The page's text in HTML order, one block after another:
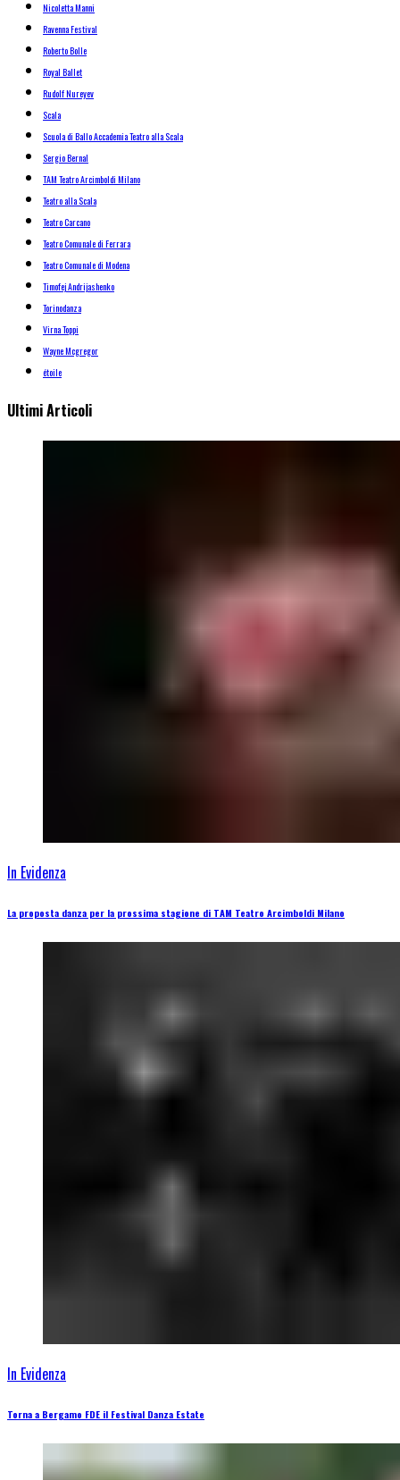
Nicoletta Manni
Ravenna Festival
Roberto Bolle
Royal Ballet
Rudolf Nureyev
Scala
Scuola di Ballo Accademia Teatro alla Scala
Sergio Bernal
TAM Teatro Arcimboldi Milano
Teatro alla Scala
Teatro Carcano
Teatro Comunale di Ferrara
Teatro Comunale di Modena
Timofej Andrijashenko
Torinodanza
Virna Toppi
Wayne Mcgregor
étoile
Ultimi Articoli
In Evidenza
La proposta danza per la prossima stagione di TAM Teatro Arcimboldi Milano
In Evidenza
Torna a Bergamo FDE il Festival Danza Estate